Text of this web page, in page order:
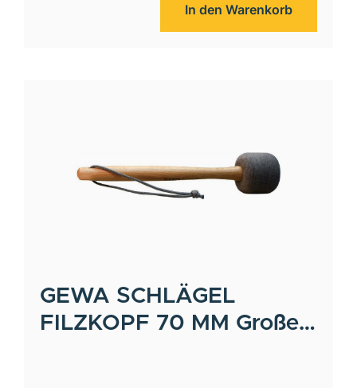
In den Warenkorb
GEWA SCHLÄGEL
FILZKOPF 70 MM Große